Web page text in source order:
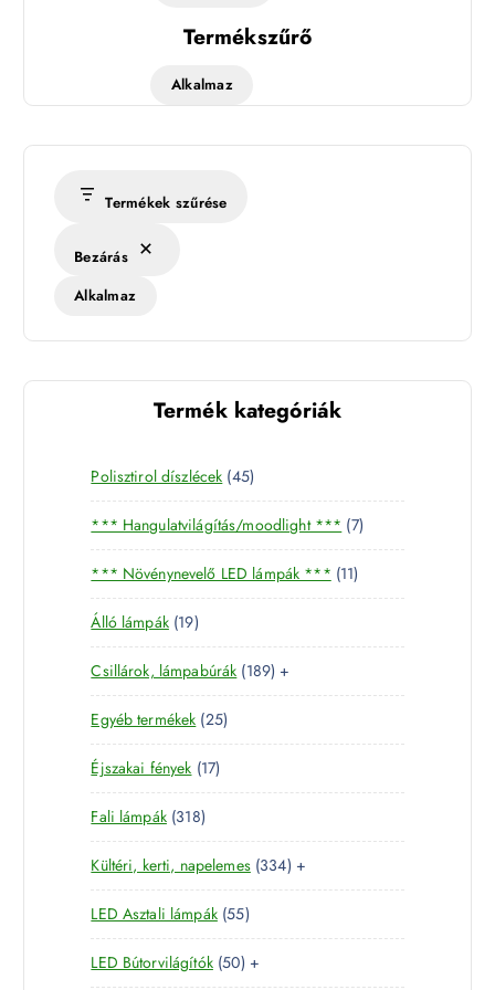
Termékszűrő
Alkalmaz
Termékek szűrése
Bezárás
Alkalmaz
Termék kategóriák
Polisztirol díszlécek 454
5
t
e
r
m
k
*** Hangulatvilágítás/moodlight *** 77
t
r
é
*** Növénynevelő LED lámpák *** 111
1
e
m
k
Álló lámpák 191
9
t
e
r
m
é
k
Csillárok, lámpabúrák 1891
8
t
r
é
k
+
Egyéb termékek 252
5
e
m
é
k
Éjszakai fények 171
7
e
r
m
é
k
Fali lámpák 3183
1
8
t
e
r
m
Kültéri, kerti, napelemes 3343
3
t
+
LED Asztali lámpák 555
5
t
LED Bútorvilágítók 505 +